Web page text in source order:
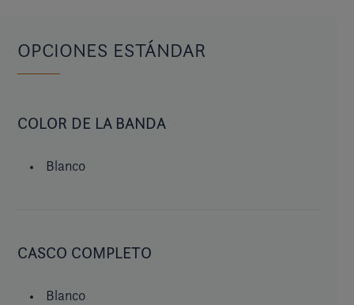
OPCIONES ESTÁNDAR
COLOR DE LA BANDA
Blanco
CASCO COMPLETO
Blanco